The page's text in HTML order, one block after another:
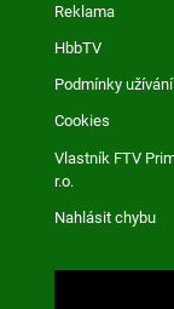
Reklama
HbbTV
Podmínky užívání
Cookies
Vlastník FTV
r.o.
Nahlásit chybu